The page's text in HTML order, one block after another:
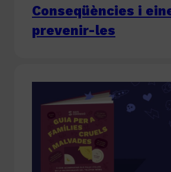
Conseqüències i
prevenir-les